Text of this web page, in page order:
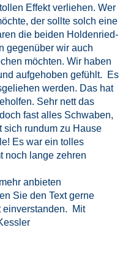
Effekt verliehen. Wer
der sollte solch eine
die beiden Holdenried-
gegenüber wir auch
möchten. Wir haben
aufgehoben gefühlt. Es
werden. Das hat
Sehr nett das
fast alles Schwaben,
sich rundum zu Hause
Es war ein tolles
noch lange zehren
anbieten
Sie den Text gerne
einverstanden. Mit